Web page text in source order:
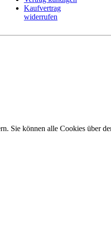
Kaufvertrag
widerrufen
Sie können alle Cookies über